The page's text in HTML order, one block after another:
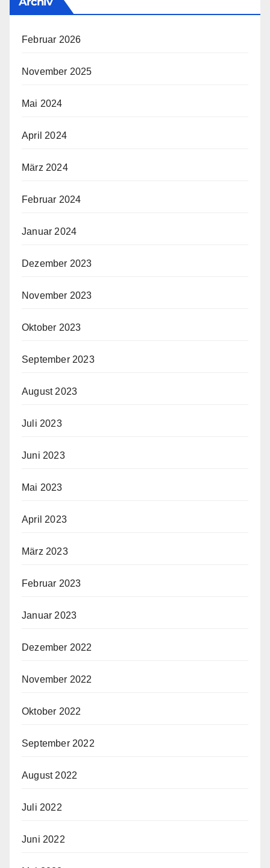
Februar 2026
November 2025
Mai 2024
April 2024
März 2024
Februar 2024
Januar 2024
Dezember 2023
November 2023
Oktober 2023
September 2023
August 2023
Juli 2023
Juni 2023
Mai 2023
April 2023
März 2023
Februar 2023
Januar 2023
Dezember 2022
November 2022
Oktober 2022
September 2022
August 2022
Juli 2022
Juni 2022